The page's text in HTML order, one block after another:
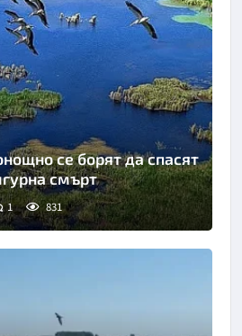
се борят да спасят
смърт
1 831